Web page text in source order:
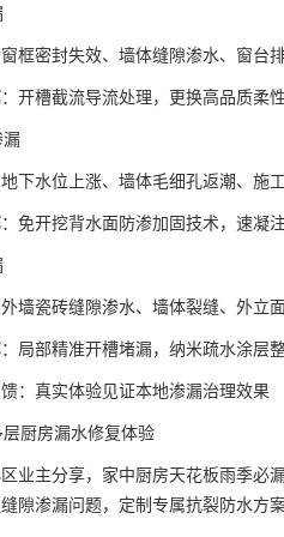
框密封失效、墙体缝隙渗水、窗台
：开槽截流导流处理，更换高品质柔
下水位上涨、墙体毛细孔返潮、施
：免开挖背水面防渗加固技术，速凝
墙瓷砖缝隙渗水、墙体裂缝、外立
：局部精准开槽堵漏，纳米疏水涂层
：真实体验见证本地渗漏治理效果
厨房漏水修复体验
业主分享，家中厨房天花板雨季必
隙渗漏问题，定制专属抗裂防水方